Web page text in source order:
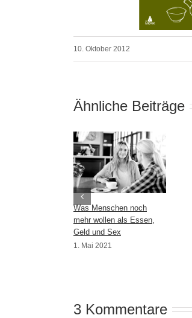
10. Oktober 2012
Ähnliche Beiträge
Was Menschen noch
mehr wollen als Essen,
Geld und Sex
1. Mai 2021
3 Kommentare